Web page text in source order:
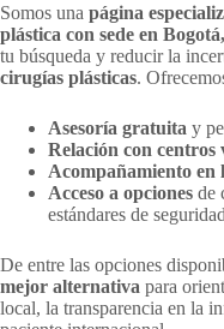
Somos una página
plástica con sede en
tu búsqueda y reducir la
cirugías plásticas.
Asesoría gratuita y
Relación con centros
Acompañamiento en
Acceso a opciones de
estándares de
De entre las opciones
mejor alternativa para
local, la transparencia en la